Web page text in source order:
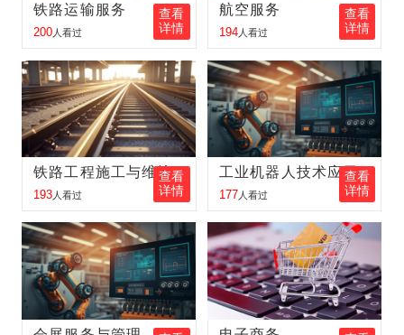
周立可 电子商务 报名地区：伊春
富大龙 报名 工程测量 报名地区：五大连池
金旭东 报名 铁路客运服务 报名地区：肇东
张昕鑫 报名 护理 报名地区：齐齐哈尔
李立新 工程测量 报名地区：五大连池
孙 丽 报名 铁路客运服务 报名地区：大庆
金向东 报名 新能源汽车 报名地区：双鸭山
王中琪 报名 铁路客运服务 报名地区：内蒙古
铁路运输服务
200人看过
查看
详情
航空服务
194人看过
查看
详情
铁路工程施工与维护
193人看过
查看
详情
工业机器人技术应用
177人看过
查看
详情